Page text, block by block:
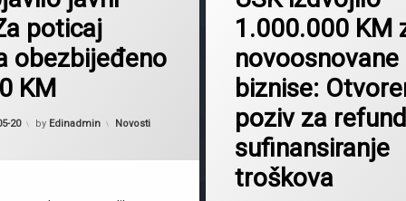
poticaj
obezbijeđeno
KM
20 by Edinadmin Kategorije:
Novosti
1.000.000 KM
novoosnovane
biznise:
poziv za
sufinansiranje
troškova
Cazin
Poticaji2026
SanskiMost
Startup2026
USK